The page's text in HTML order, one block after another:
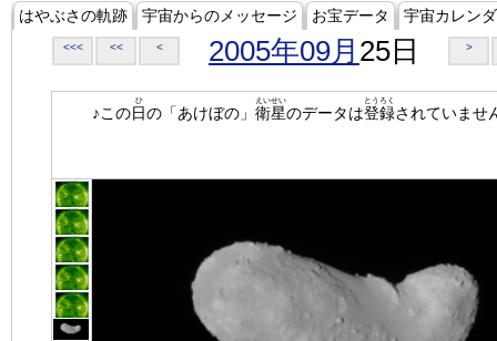
はやぶさの軌跡 宇宙からのメッセージ お宝データ 宇宙カレン
<<< << < 2005年09月 25日 >
♪この日
ひ
の「あけぼの」 衛星
えいせい
のデータは登録
とうろく
されていませ